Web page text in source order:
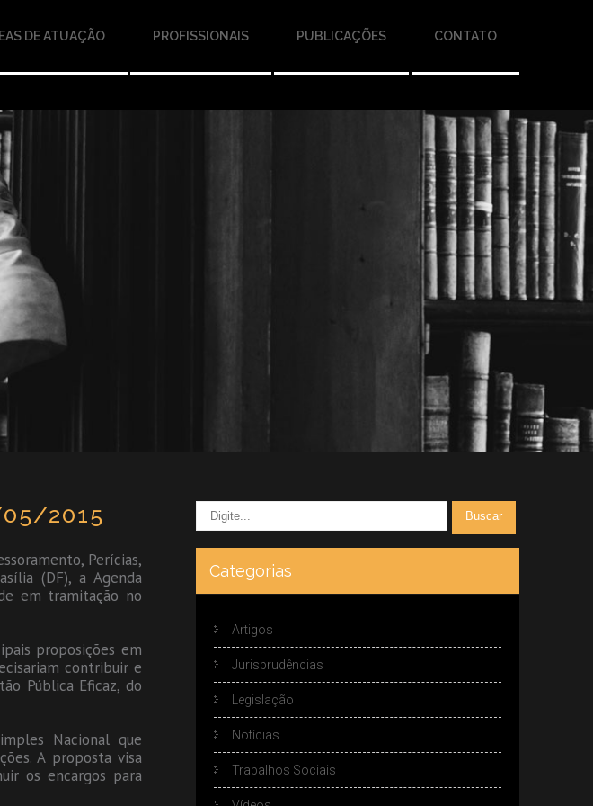
DE ATUAÇÃO PROFISSIONAIS PUBLICAÇÕES CONTATO
05/2015
Perícias,
(DF), a Agenda
em tramitação no
proposições em
contribuir e
Pública Eficaz, do
Nacional que
A proposta visa
os encargos para
Categorias
Artigos
Jurisprudências
Legislação
Notícias
Trabalhos Sociais